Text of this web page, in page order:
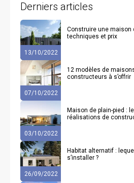
Derniers articles
13/10/2022
Construire une maison
techniques et prix
07/10/2022
12 modèles de
constructeurs à s’offrir
03/10/2022
Maison de plain-pied :
réalisations de
26/09/2022
Habitat alternatif :
s’installer ?